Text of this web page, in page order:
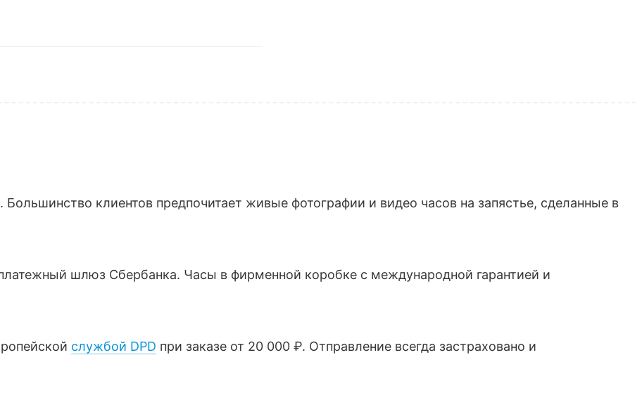
клиентов предпочитает живые фотографии и видео часов на запястье, сделанные в
шлюз Сбербанка. Часы в фирменной коробке с международной гарантией и
службой DPD при заказе от 20 000 ₽. Отправление всегда застраховано и